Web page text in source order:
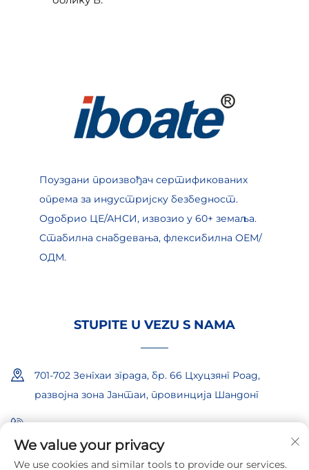
Поуздани произвођач сертификованих
опрема за индустријску безбедност.
Одобрио ЦЕ/АНСИ, извозио у 60+ земаља.
Стабилна снабдевања, флексибилна ОЕМ/
ОДМ.
STUPITE U VEZU S NAMA
701-702 Зенгхаи зграда, бр. 66 Цхуцзянг Роад,
развојна зона Јантаи, провинција Шандонг
+86-18865557722
+86-18865522722
We value your privacy
We use cookies and similar tools to provide our services.